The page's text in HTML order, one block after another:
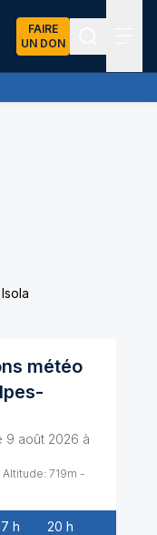
FAIRE
UN DON
météo
9 août 2026 à
Altitude: 719m -
h 20 h